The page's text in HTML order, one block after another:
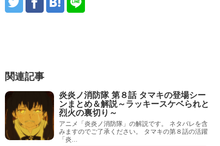
関連記事
炎炎ノ消防隊 第８話 タマキの登場シー
ンまとめ＆解説～ラッキースケベられと
烈火の裏切り～
アニメ「炎炎ノ消防隊」の解説です。 ネタバレを含
みますのでご了承ください。 タマキの第８話の活躍
「炎...